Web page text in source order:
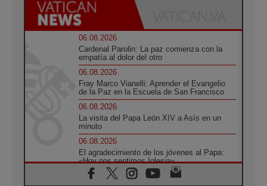
06.08.2026
Cardenal Parolin: La paz comienza con la
empatía al dolor del otro
06.08.2026
Fray Marco Vianelli: Aprender el Evangelio
de la Paz en la Escuela de San Francisco
06.08.2026
La visita del Papa León XIV a Asís en un
minuto
06.08.2026
El agradecimiento de los jóvenes al Papa:
«Hoy nos sentimos Iglesia»
06.08.2026